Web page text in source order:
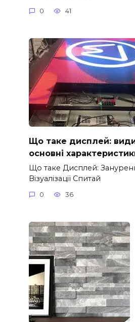
0 41
Що таке дисплей:
основні
Що таке Дисплей:
Візуалізації Спитай
0 36